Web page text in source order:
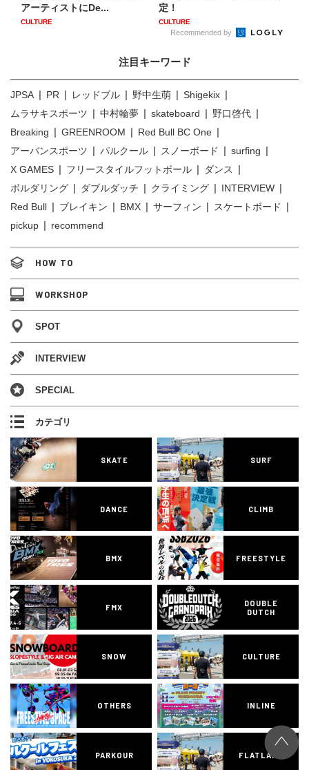
アーティストにDe...
CULTURE
定！
CULTURE
Recommended by
注目キーワード
JPSA PR レッドブル 野中生萌
Shigekix
ムラサキスポーツ
中村輪夢 skateboard
野口啓代
Breaking
GREENROOM
Red Bull BC One
アーバンスポーツ
パルクール スノーボード
surfing
X GAMES
フリースタイルフットボール
ダンス
ボルダリング
ダブルダッチ クライミング
INTERVIEW
Red Bull
ブレイキン BMX サーフィン
スケートボード
pickup
recommend
HOW TO
WORKSHOP
SPOT
INTERVIEW
SPECIAL
カテゴリ
SKATE SURF
DANCE CLIMB
BMX FREESTYLE
FMX
DOUBLE
DUTCH
SNOW CULTURE
OTHERS INLINE
PARKOUR FLATLAND